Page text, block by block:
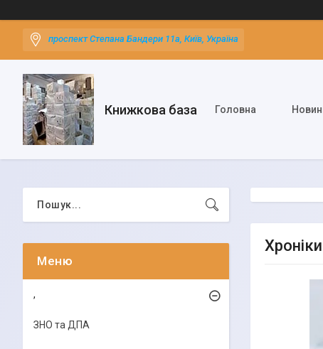
проспект Степана Бандери 11а, Київ, Україна
Книжкова база Головна
,
ЗНО та ДПА